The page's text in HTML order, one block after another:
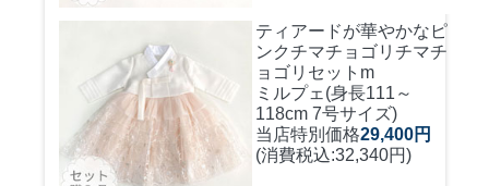
ティアードが華やかなピ
ンクチマチョゴリ チマチ
ョゴリセットm
ミルプェ(身長111～
118cm 7号サイズ)
当店特別価格29,400円
(消費税込:32,340円)